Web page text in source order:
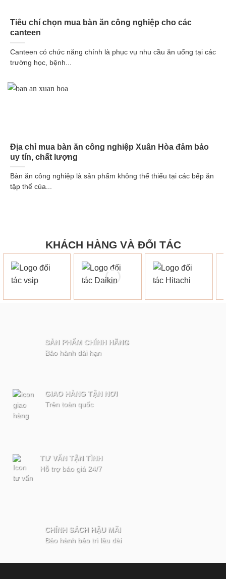
Tiêu chí chọn mua bàn ăn công nghiệp cho các
canteen
Canteen có chức năng chính là phục vụ nhu cầu ăn uống tại các
trường học, bệnh...
Địa chỉ mua bàn ăn công nghiệp Xuân Hòa đảm bảo
uy tín, chất lượng
Bàn ăn công nghiệp là sản phẩm không thể thiếu tại các bếp ăn
tập thể của...
KHÁCH HÀNG VÀ ĐỐI TÁC
SẢN PHẨM CHÍNH HÃNG
Bảo hành dài hạn
GIAO HÀNG TẬN NƠI
Trên toàn quốc
TƯ VẤN TẬN TÌNH
Hỗ trợ báo giá 24/7
CHÍNH SÁCH HẬU MÃI
Bảo hành bảo trì lâu dài